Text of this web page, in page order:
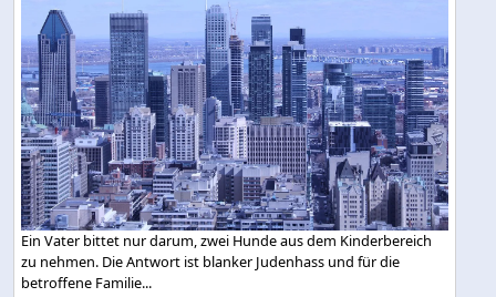
Ein Vater bittet nur darum, zwei Hunde aus dem Kinderbereich
zu nehmen. Die Antwort ist blanker Judenhass und für die
betroffene Familie...